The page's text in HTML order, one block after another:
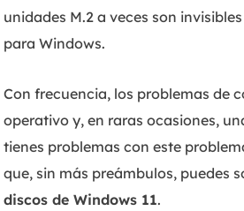
unidades M.2 a veces son
para Windows.
Con frecuencia, los problemas de
operativo y, en raras ocasiones,
tienes problemas con este
que, sin más preámbulos, puedes
discos de Windows 11.